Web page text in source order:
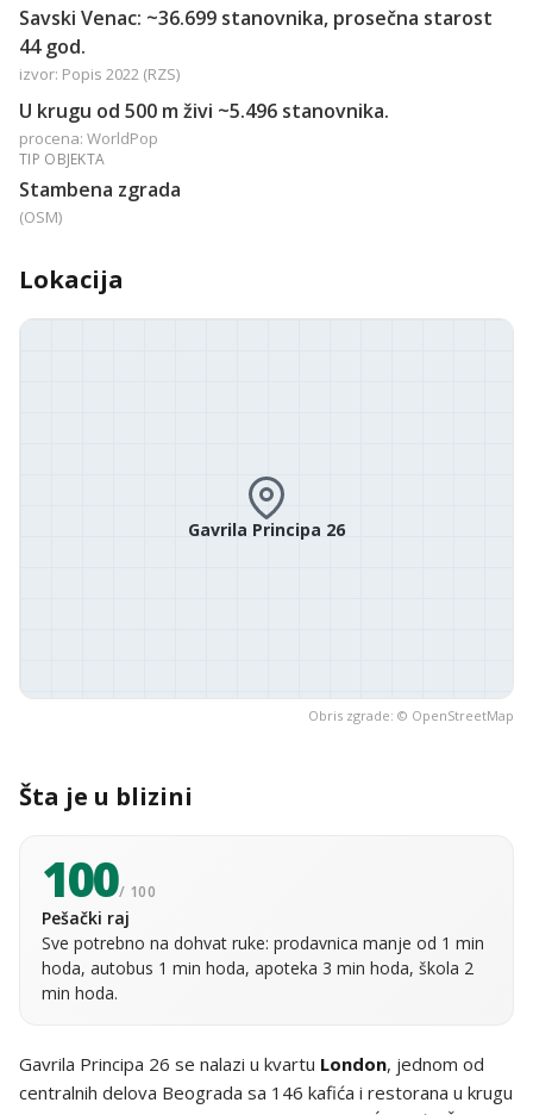
Savski Venac: ~36.699 stanovnika, prosečna starost
44 god.
izvor: Popis 2022 (RZS)
U krugu od 500 m živi ~5.496 stanovnika.
procena: WorldPop
TIP OBJEKTA
Stambena zgrada
(OSM)
Lokacija
Gavrila Principa 26
Obris zgrade: © OpenStreetMap
Šta je u blizini
100/ 100
Pešački raj
Sve potrebno na dohvat ruke: prodavnica manje od 1 min
hoda, autobus 1 min hoda, apoteka 3 min hoda, škola 2
min hoda.
Gavrila Principa 26 se nalazi u kvartu London, jednom od
centralnih delova Beograda sa 146 kafića i restorana u krugu